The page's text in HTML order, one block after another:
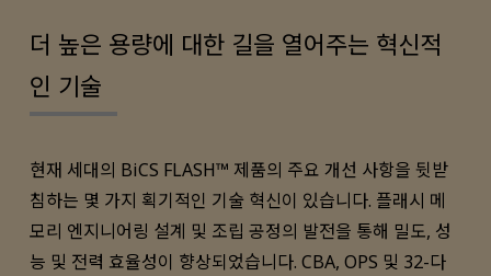
더 높은 용량에 대한 길을 열어주는 혁신적
인 기술
현재 세대의 BiCS FLASH™ 제품의 주요 개선 사항을 뒷받
침하는 몇 가지 획기적인 기술 혁신이 있습니다. 플래시 메
모리 엔지니어링 설계 및 조립 공정의 발전을 통해 밀도, 성
능 및 전력 효율성이 향상되었습니다. CBA, OPS 및 32-다